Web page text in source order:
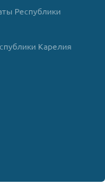
Республики
Карелия